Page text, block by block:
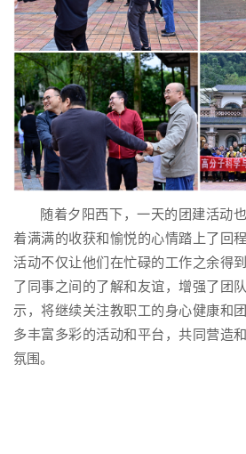
随着夕阳西下，一天的团建活动
着满满的收获和愉悦的心情踏上了回
活动不仅让他们在忙碌的工作之余得
了同事之间的了解和友谊，增强了团
示，将继续关注教职工的身心健康和
多丰富多彩的活动和平台，共同营造
氛围。